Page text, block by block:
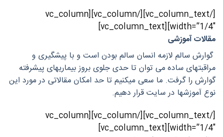
[/vc_column_text][/vc_column][vc_column
width=”1/4″][vc_column_text]
مقالات آموزشی
گوارش سالم لازمه انسان سالم بودن است و با پیشگیری و
مراقبتهای ساده می توان تا حدی جلوی بروز بیماریهای پیشرفته
گوارش را گرفت. ما سعی میکنیم تا حد امکان مقالاتی در مورد این
نوع آموزشها در سایت قرار دهیم.
[/vc_column_text][/vc_column][vc_column
width=”1/4″][vc_column_text]